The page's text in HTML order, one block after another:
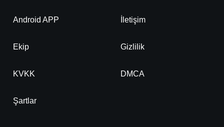
Android APP İletişim
Ekip Gizlilik
KVKK DMCA
Şartlar